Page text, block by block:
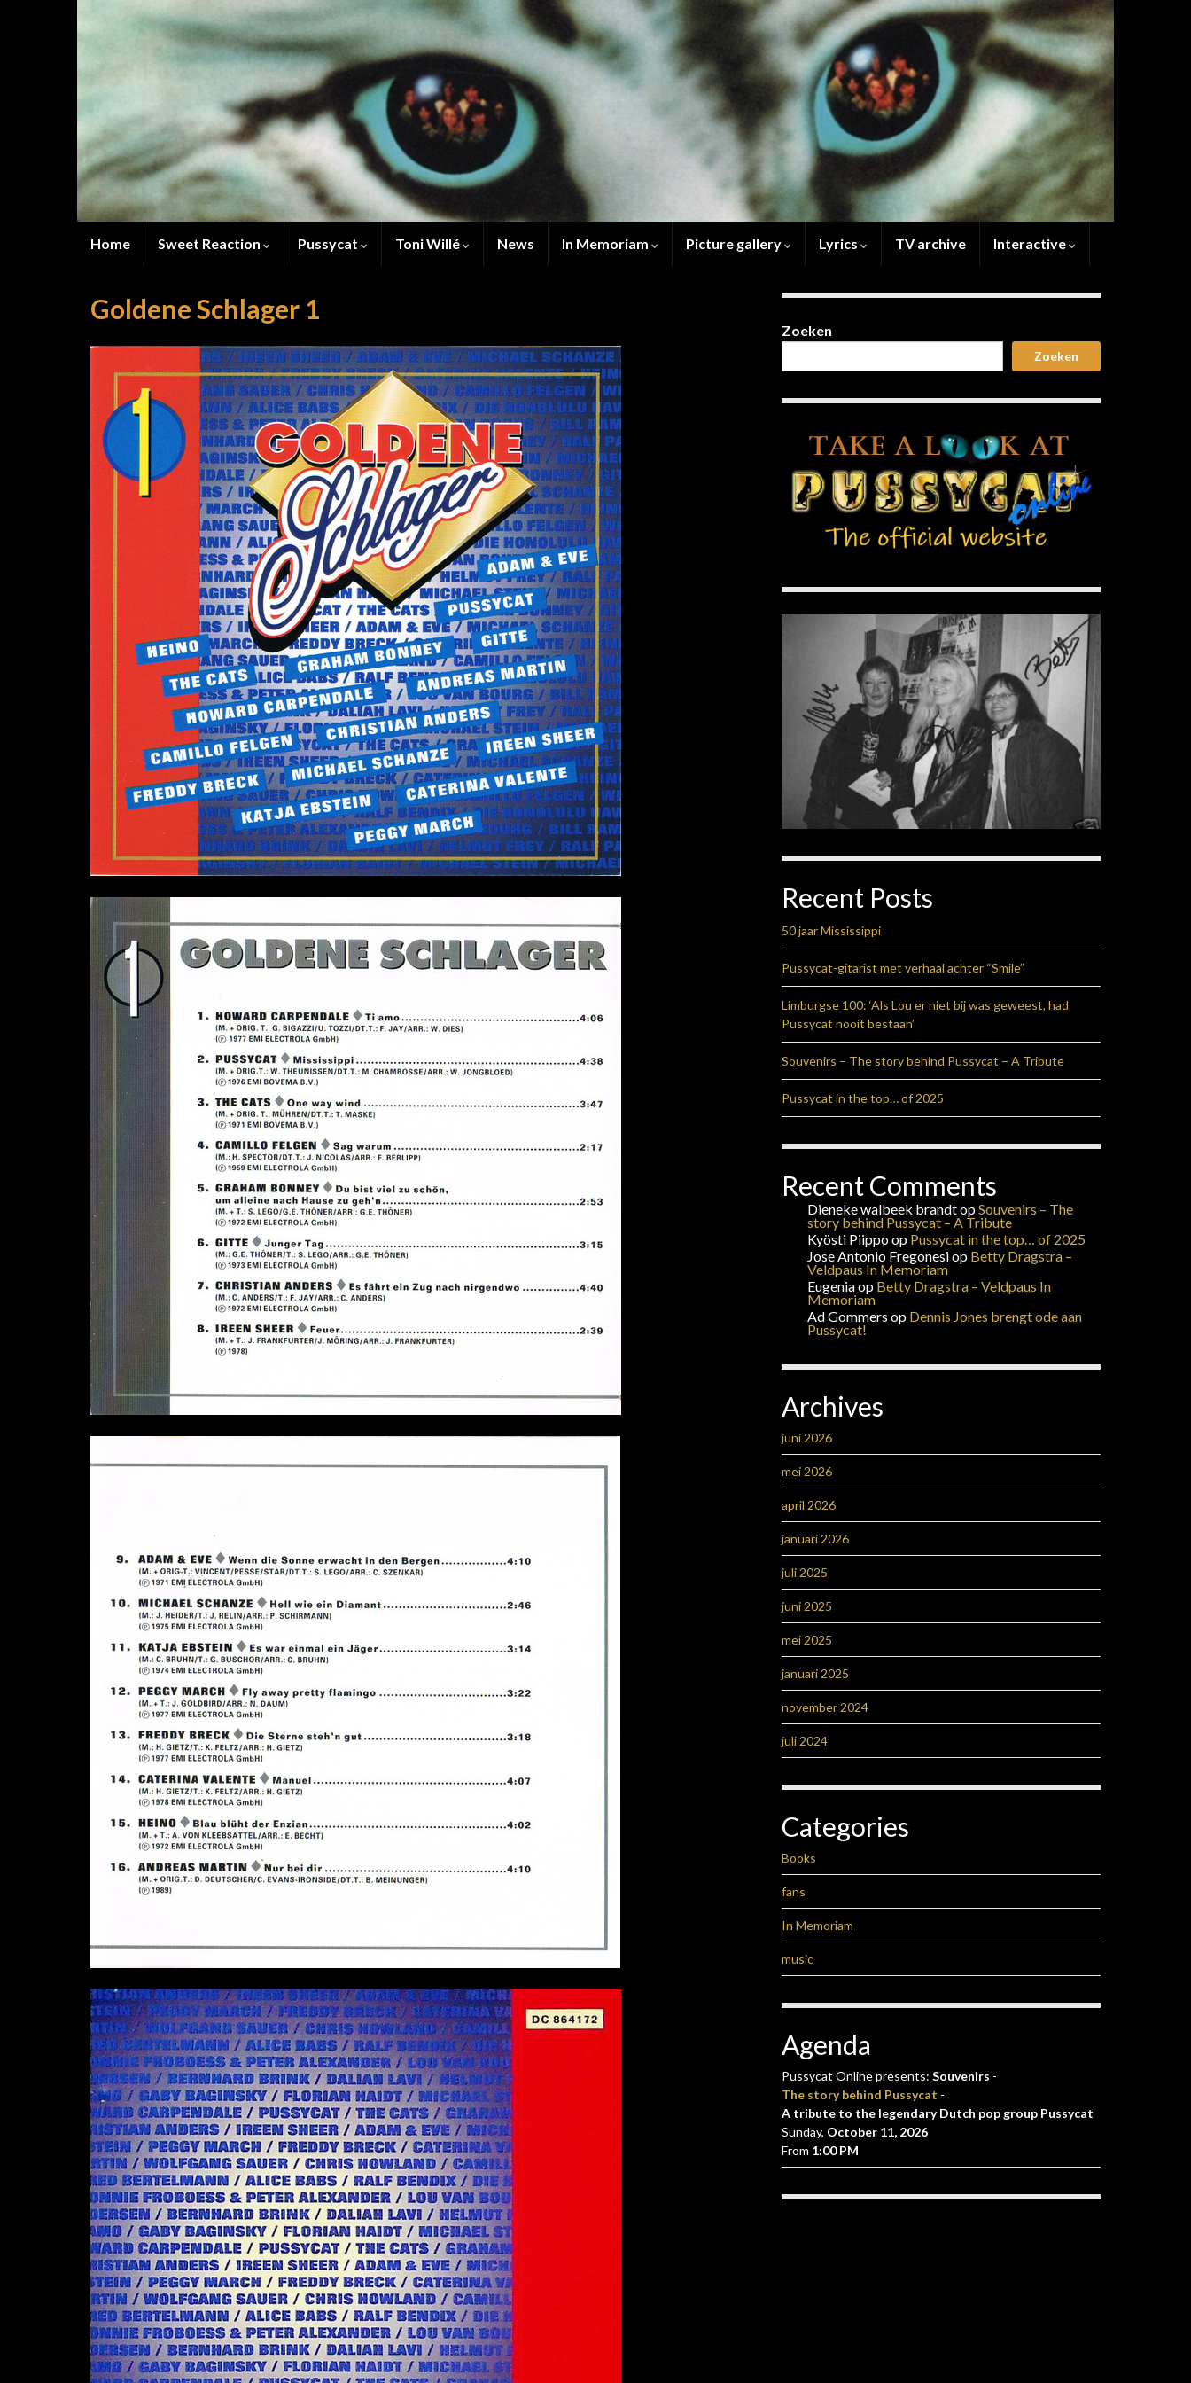
Home Sweet Reaction Pussycat Toni Willé News In Memoriam Picture gallery Lyrics TV archive Interactive
Goldene Schlager 1
Zoeken
Zoeken
Recent Posts
50 jaar Mississippi
Pussycat-gitarist met verhaal achter “Smile”
Limburgse 100: ‘Als Lou er niet bij was geweest, had
Pussycat nooit bestaan’
Souvenirs – The story behind Pussycat – A Tribute
Pussycat in the top… of 2025
Recent Comments
Dieneke walbeek brandtopSouvenirs – The
story behind Pussycat – A Tribute
Kyösti Piippoop Pussycat in the top… of 2025
Jose Antonio Fregonesiop Betty Dragstra –
Veldpaus In Memoriam
Eugeniaop Betty Dragstra – Veldpaus In
Memoriam
Ad Gommers op Dennis Jones brengt ode aan
Pussycat!
Archives
juni 2026
mei 2026
april 2026
januari 2026
juli 2025
juni 2025
mei 2025
januari 2025
november 2024
juli 2024
Categories
Books
fans
In Memoriam
music
Agenda
Pussycat Online presents: Souvenirs -
The story behind Pussycat -
A tribute to the legendary Dutch pop group Pussycat
Sunday, October 11, 2026
From 1:00 PM